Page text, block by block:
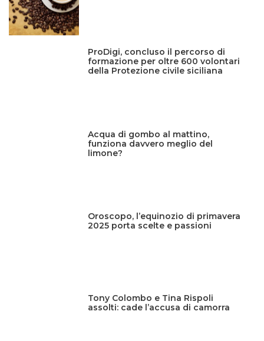
ProDigi, concluso il percorso di
formazione per oltre 600 volontari
della Protezione civile siciliana
Acqua di gombo al mattino,
funziona davvero meglio del
limone?
Oroscopo, l’equinozio di primavera
2025 porta scelte e passioni
Tony Colombo e Tina Rispoli
assolti: cade l’accusa di camorra